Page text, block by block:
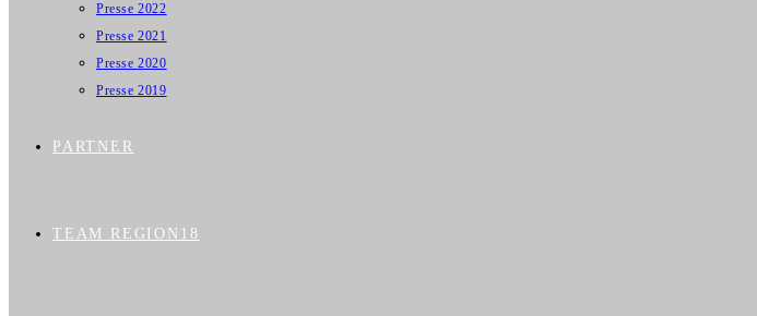
Presse 2022
Presse 2021
Presse 2020
Presse 2019
PARTNER
TEAM REGION18